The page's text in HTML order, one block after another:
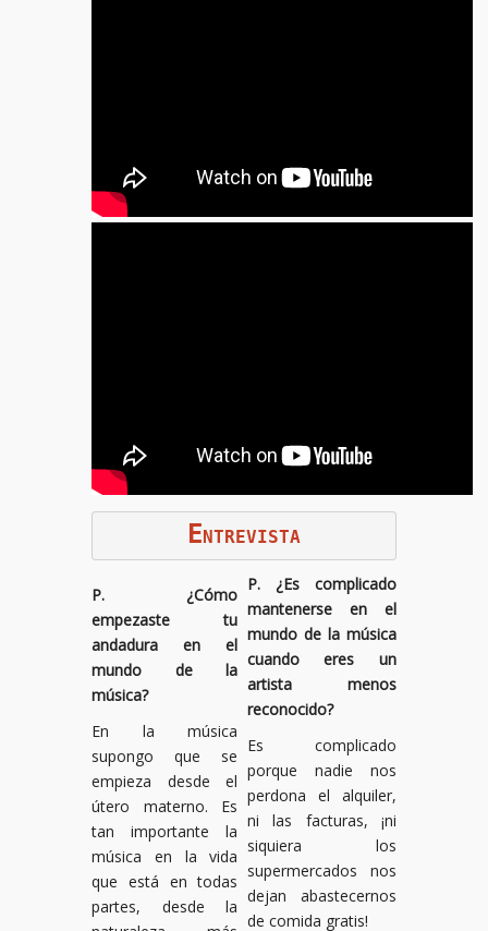
ENTREVISTA
P. ¿Cómo
empezaste tu
andadura en el
mundo de la
música?
En la música
supongo que se
empieza desde el
útero materno. Es
tan importante la
música en la vida
que está en todas
partes, desde la
P. ¿Es complicado
mantenerse en el
mundo de la música
cuando eres un
artista menos
reconocido?
Es complicado
porque nadie nos
perdona el alquiler,
ni las facturas, ¡ni
siquiera los
supermercados nos
dejan abastecernos
de comida gratis!